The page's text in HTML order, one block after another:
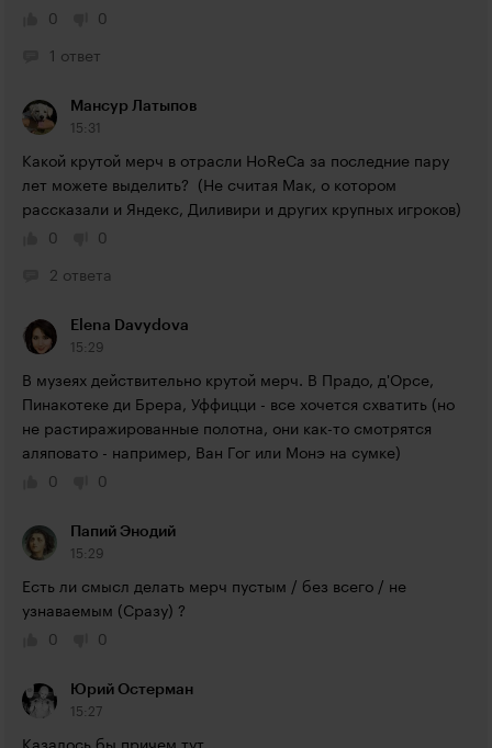
0
0
1 ответ
Мансур Латыпов
15:31
Какой крутой мерч в отрасли HoReCa за последние пару
лет можете выделить?  (Не считая Мак, о котором
рассказали и Яндекс, Диливири и других крупных игроков)
0
0
2 ответа
Elena Davydova
15:29
В музеях действительно крутой мерч. В Прадо, д'Орсе,
Пинакотеке ди Брера, Уффицци - все хочется схватить (но
не растиражированные полотна, они как-то смотрятся
аляповато - например, Ван Гог или Монэ на сумке)
0
0
Папий Энодий
15:29
Есть ли смысл делать мерч пустым / без всего / не
узнаваемым (Сразу) ?
0
0
Юрий Остерман
15:27